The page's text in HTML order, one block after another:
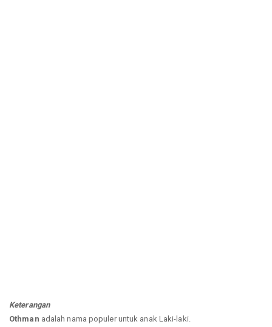
Keterangan
Othman adalah nama populer untuk anak Laki-laki.